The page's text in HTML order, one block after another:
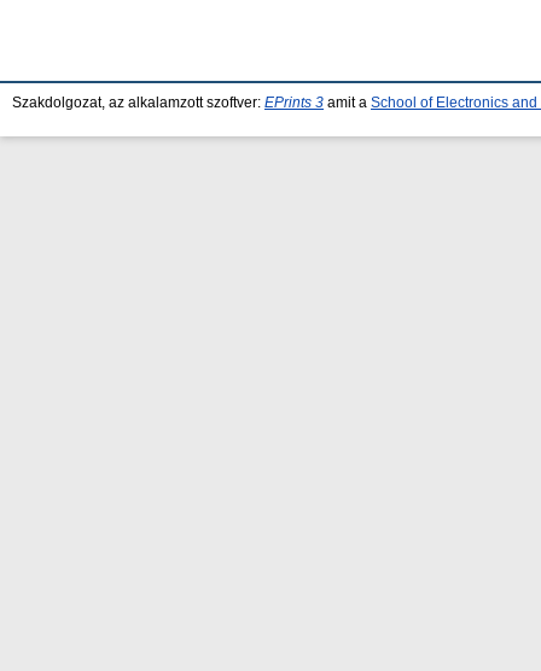
Szakdolgozat, az alkalamzott szoftver: EPrints 3 amit a School of Electronics